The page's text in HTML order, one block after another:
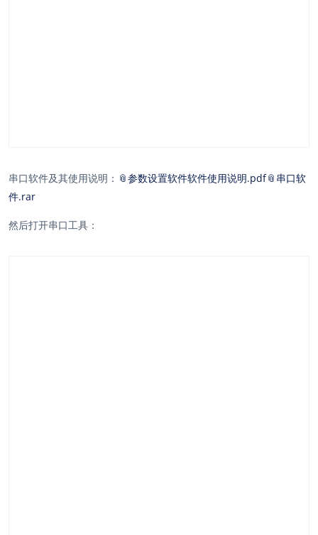
串口软件及其使用说明： 📎参数设置软件软件使用说明.pdf📎串口软
件.rar
然后打开串口工具：